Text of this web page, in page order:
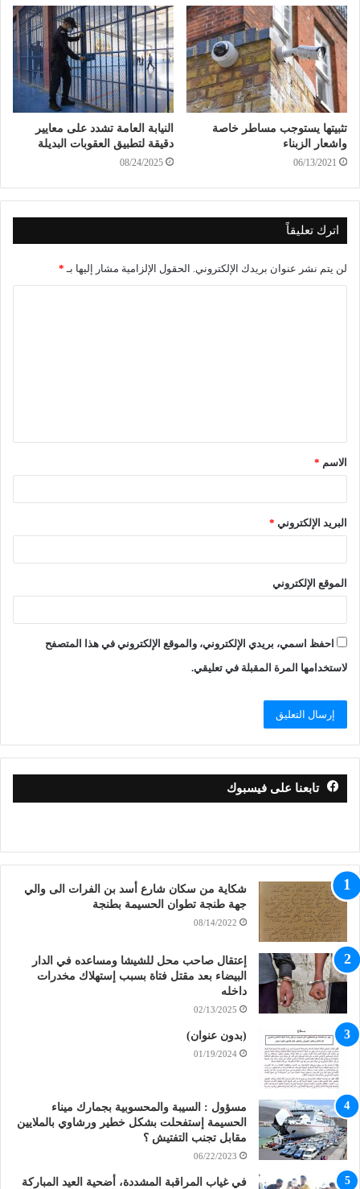
تثبيتها يستوجب مساطر خاصة
واشعار الزبناء
06/13/2021
النيابة العامة تشدد على معايير
دقيقة لتطبيق العقوبات البديلة
08/24/2025
اترك تعليقاً
لن يتم نشر عنوان بريدك الإلكتروني. الحقول الإلزامية مشار إليها بـ *
الاسم *
البريد الإلكتروني *
الموقع الإلكتروني
احفظ اسمي، بريدي الإلكتروني، والموقع الإلكتروني في هذا المتصفح
لاستخدامها المرة المقبلة في تعليقي.
تابعنا على فيسبوك
شكاية من سكان شارع أسد بن الفرات الى والي
جهة طنجة تطوان الحسيمة بطنجة
08/14/2022
إعتقال صاحب محل للشيشا ومساعده في الدار
البيضاء بعد مقتل فتاة بسبب إستهلاك مخدرات
داخله
02/13/2025
(بدون عنوان)
01/19/2024
مسؤول : السيبة والمحسوبية بجمارك ميناء
الحسيمة إستفحلت بشكل خطير ورشاوي بالملايين
مقابل تجنب التفتيش ؟
06/22/2023
في غياب المراقبة المشددة، أضحية العيد المباركة